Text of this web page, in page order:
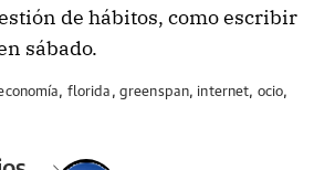
de hábitos, como escribir
sábado.
, florida , greenspan, internet, ocio,